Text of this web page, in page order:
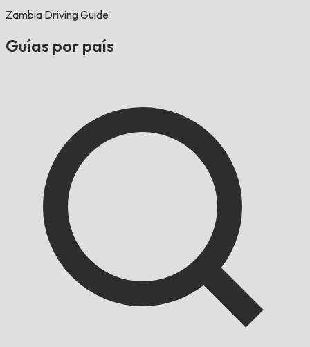
Zambia Driving Guide
Guías por país